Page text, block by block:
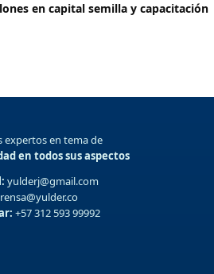
en capital semilla y capacitación
expertos en tema de
en todos sus aspectos
yulderj@gmail.com
+57 312 593 99992